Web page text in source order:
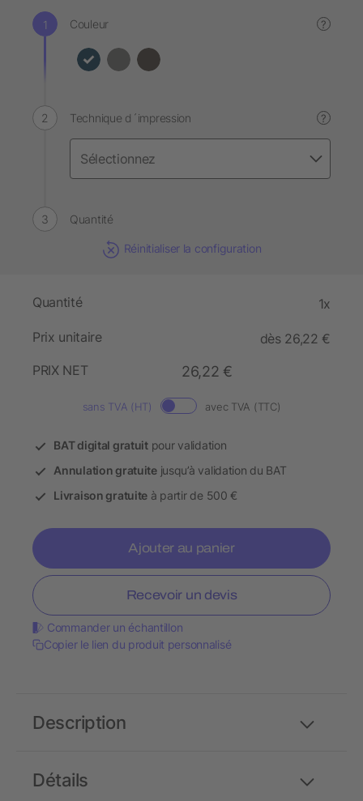
Couleur ?
Technique d´impression ?
Quantité
Réinitialiser la configuration
Quantité 1x
Prix unitaire
dès 26,22 €
PRIX NET
26,22 €
sans TVA (HT) avec TVA (TTC)
BAT digital gratuitpour validation
Annulation gratuitejusqu’à validation du BAT
Livraison gratuite à partir de 500 €
Ajouter au panier
Recevoir un devis
Commander un échantillon
Copier le lien du produit personnalisé
Détails
Description